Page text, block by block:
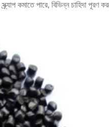
কমাতে পারে, বিভিন্ন চাহিদা পূরণ